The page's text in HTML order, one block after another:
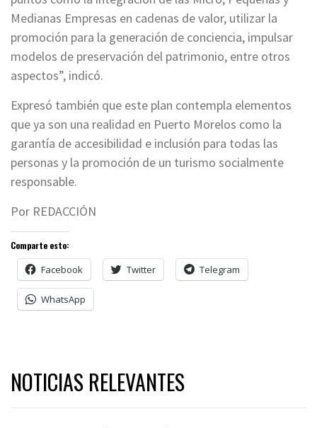
Medianas Empresas en cadenas de valor, utilizar la
promoción para la generación de conciencia, impulsar
modelos de preservación del patrimonio, entre otros
aspectos”, indicó.
Expresó también que este plan contempla elementos
que ya son una realidad en Puerto Morelos como la
garantía de accesibilidad e inclusión para todas las
personas y la promoción de un turismo socialmente
responsable.
Por REDACCIÓN
Comparte esto:
Facebook Twitter Telegram
WhatsApp
NOTICIAS RELEVANTES